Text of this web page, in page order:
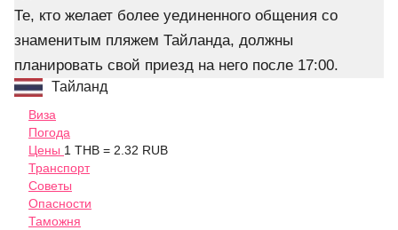
Те, кто желает более уединенного общения со
знаменитым пляжем Тайланда, должны
планировать свой приезд на него после 17:00.
Тайланд
Виза
Погода
Цены 1 THB = 2.32 RUB
Транспорт
Советы
Опасности
Таможня